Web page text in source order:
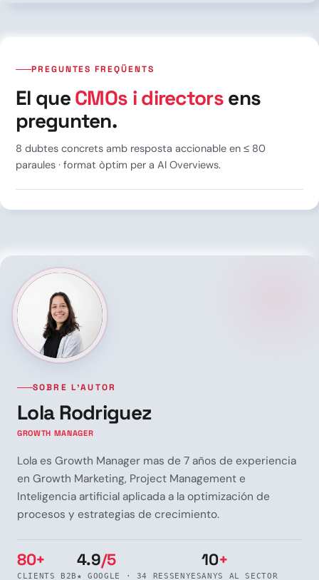
PREGUNTES FREQÜENTS
El queCMOs i directorsens
pregunten.
8 dubtes concrets amb resposta accionable en ≤ 80
paraules · format òptim per a AI Overviews.
SOBRE L’AUTOR
Lola Rodriguez
GROWTH MANAGER
Lola es Growth Manager mas de 7 años de experiencia
en Growth Marketing, Project Management e
Inteligencia artificial aplicada a la optimización de
procesos y estrategias de crecimiento.
80+
CLIENTS B2B
4.9/5
★ GOOGLE · 34 RESSENYES
10+
ANYS AL SECTOR